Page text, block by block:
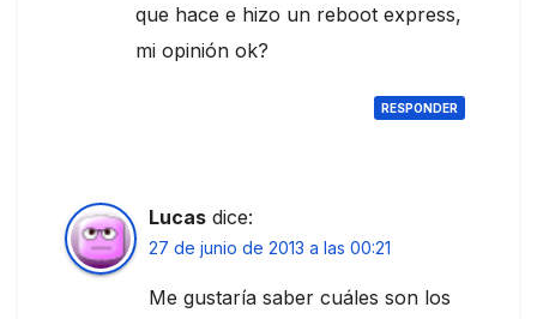
que hace e hizo un reboot express,
mi opinión ok?
RESPONDER
Lucas dice:
27 de junio de 2013 a las 00:21
Me gustaría saber cuáles son los